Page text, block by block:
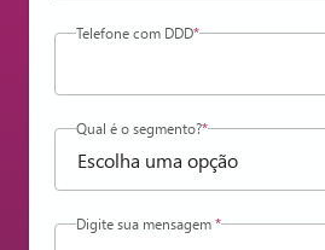
Telefone com DDD*
Qual é o segmento?*
Digite sua mensagem*